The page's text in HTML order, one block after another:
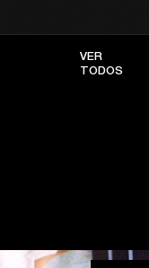
VER
TODOS